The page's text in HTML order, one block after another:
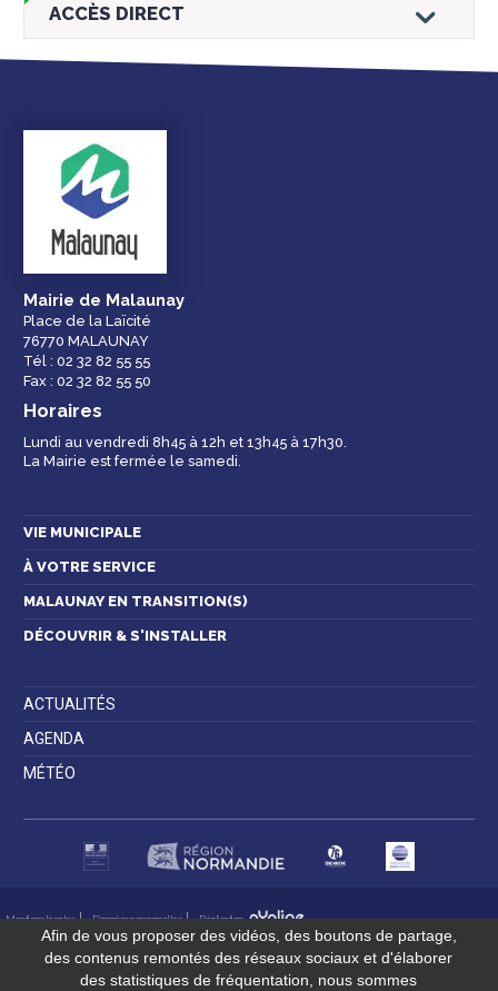
ACCÈS DIRECT
Droits et
démarches
Espace famille
Mairie de Malaunay
Place de la Laïcité
76770 MALAUNAY
Tél : 02 32 82 55 55
Fax : 02 32 82 55 50
Horaires
Lundi au vendredi 8h45 à 12h et 13h45 à 17h30.
La Mairie est fermée le samedi.
VIE MUNICIPALE
À VOTRE SERVICE
MALAUNAY EN TRANSITION(S)
DÉCOUVRIR & S'INSTALLER
ACTUALITÉS
AGENDA
MÉTÉO
Mentions légales Données personnelles Réalisation
Afin de vous proposer des vidéos, des boutons de partage,
des contenus remontés des réseaux sociaux et d'élaborer
des statistiques de fréquentation, nous sommes